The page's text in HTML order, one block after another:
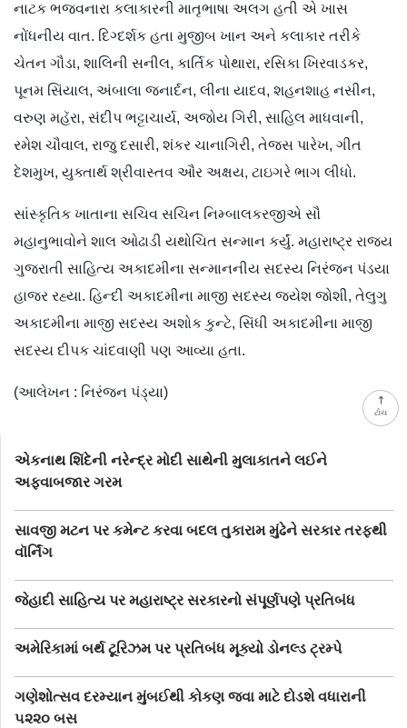
ટોચ
નાટક ભજવનારા કલાકારની માતૃભાષા અલગ હતી એ ખાસ
નોંધનીય વાત. દિગ્દર્શક હતા મુજીબ ખાન અને કલાકાર તરીકે
ચેતન ગૌડા, શાલિની સનીલ, કાર્તિક પોથારા, રસિકા ખિરવાડકર,
પૂનમ સિંયાલ, અંબાલા જનાર્દન, લીના યાદવ, શહનશાહ નસીન,
વરુણ મહૅરા, સંદીપ ભટ્ટાચાર્ય, અજોય ગિરી, સાહિલ માધવાની,
રમેશ ચૌવાલ, રાજુ દસારી, શંકર ચાનાગિરી, તેજસ પારેખ, ગીત
દેશમુખ, યુક્તાર્થ શ્રીવાસ્તવ ઔર અક્ષય, ટાઇગરે ભાગ લીધો.
સાંસ્કૃતિક ખાતાના સચિવ સચિન નિમ્બાલકરજીએ સૌ
મહાનુભાવોને શાલ ઓઢાડી યથોચિત સન્માન કર્યું. મહારાષ્ટ્ર રાજ્ય
ગુજરાતી સાહિત્ય અકાદમીના સન્માનનીય સદસ્ય નિરંજન પંડયા
હાજર રહ્યા. હિન્દી અકાદમીના માજી સદસ્ય જયેશ જોશી, તેલુગુ
અકાદમીના માજી સદસ્ય અશોક કુન્ટે, સિંધી અકાદમીના માજી
સદસ્ય દીપક ચાંદવાણી પણ આવ્યા હતા.
(આલેખન : નિરંજન પંડ્યા)
એકનાથ શિંદેની નરેન્દ્ર મોદી સાથેની મુલાકાતને લઈને
અફવાબજાર ગરમ
સાવજી મટન પર કમેન્ટ કરવા બદલ તુકારામ મુંઢેને સરકાર તરફથી
વૉર્નિંગ
જેહાદી સાહિત્ય પર મહારાષ્ટ્ર સરકારનો સંપૂર્ણપણે પ્રતિબંધ
અમેરિકામાં બર્થ ટૂરિઝમ પર પ્રતિબંધ મૂક્યો ડોનલ્ડ ટ્રમ્પે
ગણેશોત્સવ દરમ્યાન મુંબઈથી કોકણ જવા માટે દોડશે વધારાની
૫૨૨૦ બસ